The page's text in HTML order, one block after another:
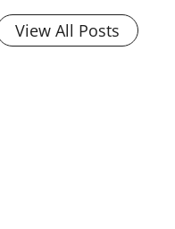
View All Posts